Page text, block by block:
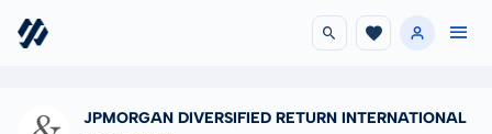
JPMORGAN DIVERSIFIED RETURN INTERNATIONAL